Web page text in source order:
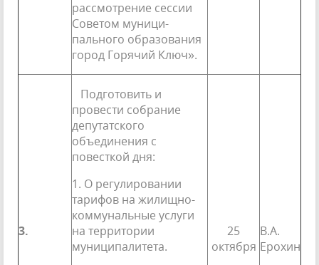
рассмотрение сессии
Советом муници­
пального образования
город Горячий Ключ».
3.
Подготовить и
провести собрание
депутатского
объединения с
повесткой дня:
1. О регулировании
тарифов на жилищно-
коммунальные услуги
на территории
муниципалитета.
25
октября
В.А.
Ерохин